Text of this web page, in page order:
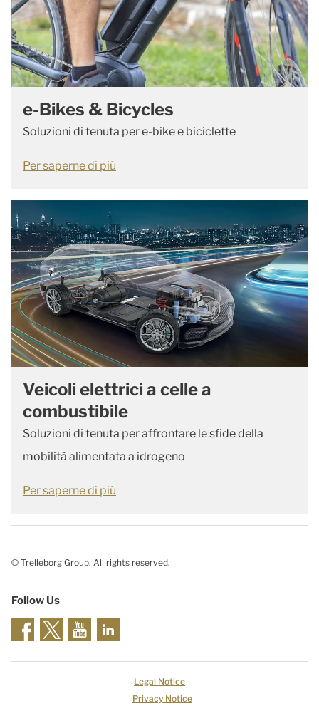
e-Bikes & Bicycles
Soluzioni di tenuta per e-bike e biciclette
Per saperne di più
Veicoli elettrici a celle a
combustibile
Soluzioni di tenuta per affrontare le sfide della
mobilità alimentata a idrogeno
Per saperne di più
© Trelleborg Group. All rights reserved.
Follow Us
Legal Notice
Privacy Notice